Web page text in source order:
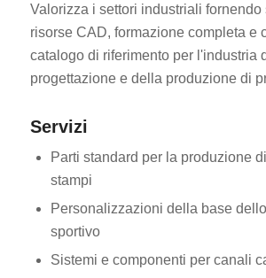
Valorizza i settori industriali fornendo
risorse CAD, formazione completa e
catalogo di riferimento per l'industria
progettazione e della produzione di
Servizi
Parti standard per la produzione
stampi
Personalizzazioni della base
sportivo
Sistemi e componenti per canali